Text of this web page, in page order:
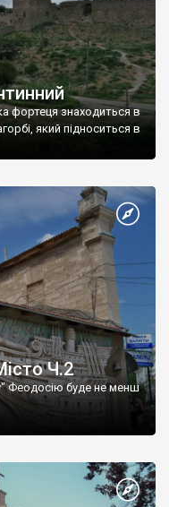
фортеця знаходиться в
який підноситься в
Ч.2
Феодосію буде не менш